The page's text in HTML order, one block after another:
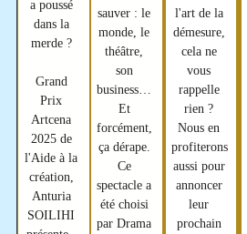
a poussé
dans la
merde ?
Grand
Prix
Artcena
2025 de
l'Aide à la
création,
Anturia
SOILIHI
sauver : le
monde, le
théâtre,
son
business…
Et
forcément,
ça dérape.
Ce
spectacle a
été choisi
par Drama
l'art de la
démesure,
cela ne
vous
rappelle
rien ?
Nous en
profiterons
aussi pour
annoncer
leur
prochain